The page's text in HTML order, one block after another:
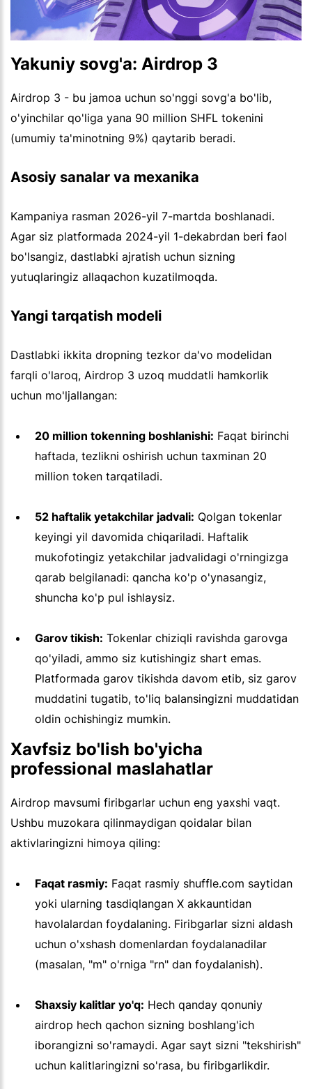
Yakuniy sovg'a: Airdrop 3
Airdrop 3 - bu jamoa uchun so'nggi sovg'a bo'lib,
o'yinchilar qo'liga yana 90 million SHFL tokenini
(umumiy ta'minotning 9%) qaytarib beradi.
Asosiy sanalar va mexanika
Kampaniya rasman 2026-yil 7-martda boshlanadi.
Agar siz platformada 2024-yil 1-dekabrdan beri faol
bo'lsangiz, dastlabki ajratish uchun sizning
yutuqlaringiz allaqachon kuzatilmoqda.
Yangi tarqatish modeli
Dastlabki ikkita dropning tezkor da'vo modelidan
farqli o'laroq, Airdrop 3 uzoq muddatli hamkorlik
uchun mo'ljallangan:
20 million tokenning boshlanishi: Faqat birinchi
haftada, tezlikni oshirish uchun taxminan 20
million token tarqatiladi.
52 haftalik yetakchilar jadvali: Qolgan tokenlar
keyingi yil davomida chiqariladi. Haftalik
mukofotingiz yetakchilar jadvalidagi o'rningizga
qarab belgilanadi: qancha ko'p o'ynasangiz,
shuncha ko'p pul ishlaysiz.
Garov tikish: Tokenlar chiziqli ravishda garovga
qo'yiladi, ammo siz kutishingiz shart emas.
Platformada garov tikishda davom etib, siz garov
muddatini tugatib, to'liq balansingizni muddatidan
oldin ochishingiz mumkin.
Xavfsiz bo'lish bo'yicha
professional maslahatlar
Airdrop mavsumi firibgarlar uchun eng yaxshi vaqt.
Ushbu muzokara qilinmaydigan qoidalar bilan
aktivlaringizni himoya qiling:
Faqat rasmiy: Faqat rasmiy shuffle.com saytidan
yoki ularning tasdiqlangan X akkauntidan
havolalardan foydalaning. Firibgarlar sizni aldash
uchun o'xshash domenlardan foydalanadilar
(masalan, "m" o'rniga "rn" dan foydalanish).
Shaxsiy kalitlar yo'q: Hech qanday qonuniy
airdrop hech qachon sizning boshlang'ich
iborangizni so'ramaydi. Agar sayt sizni "tekshirish"
uchun kalitlaringizni so'rasa, bu firibgarlikdir.